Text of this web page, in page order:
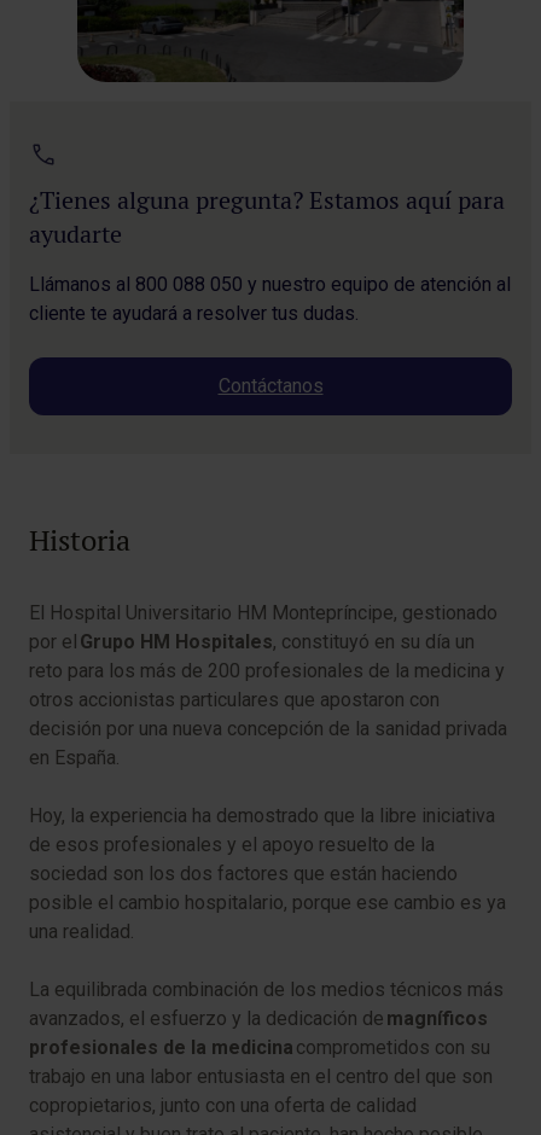
¿Tienes alguna pregunta? Estamos aquí para
ayudarte
Llámanos al 800 088 050 y nuestro equipo de atención al
cliente te ayudará a resolver tus dudas.
Contáctanos
Historia
El Hospital Universitario HM Montepríncipe, gestionado
por el Grupo HM Hospitales, constituyó en su día un
reto para los más de 200 profesionales de la medicina y
otros accionistas particulares que apostaron con
decisión por una nueva concepción de la sanidad privada
en España.
Hoy, la experiencia ha demostrado que la libre iniciativa
de esos profesionales y el apoyo resuelto de la
sociedad son los dos factores que están haciendo
posible el cambio hospitalario, porque ese cambio es ya
una realidad.
La equilibrada combinación de los medios técnicos más
avanzados, el esfuerzo y la dedicación de magníficos
profesionales de la medicina comprometidos con su
trabajo en una labor entusiasta en el centro del que son
copropietarios, junto con una oferta de calidad